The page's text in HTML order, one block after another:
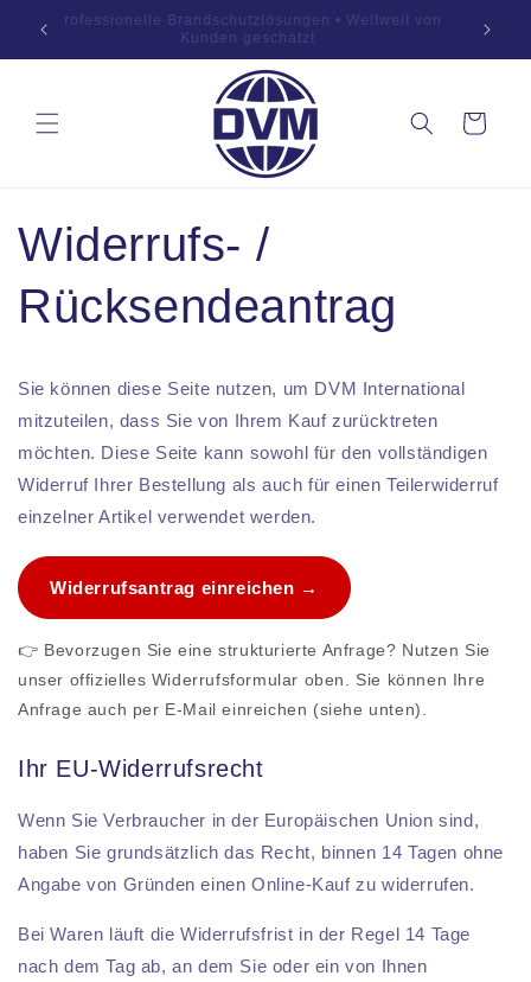
InhaltProfessionelle Brandschutzlösungen • Weltweit von
Kunden geschätzt
Warenkorb
Widerrufs- /
Rücksendeantrag
Sie können diese Seite nutzen, um DVM International
mitzuteilen, dass Sie von Ihrem Kauf zurücktreten
möchten. Diese Seite kann sowohl für den vollständigen
Widerruf Ihrer Bestellung als auch für einen Teilerwiderruf
einzelner Artikel verwendet werden.
Widerrufsantrag einreichen →
👉 Bevorzugen Sie eine strukturierte Anfrage? Nutzen Sie
unser offizielles Widerrufsformular oben. Sie können Ihre
Anfrage auch per E-Mail einreichen (siehe unten).
Ihr EU-Widerrufsrecht
Wenn Sie Verbraucher in der Europäischen Union sind,
haben Sie grundsätzlich das Recht, binnen 14 Tagen ohne
Angabe von Gründen einen Online-Kauf zu widerrufen.
Bei Waren läuft die Widerrufsfrist in der Regel 14 Tage
nach dem Tag ab, an dem Sie oder ein von Ihnen